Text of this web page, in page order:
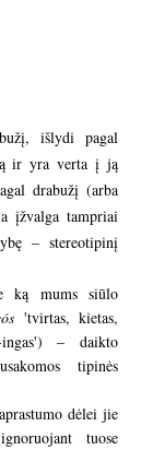
išlydi pagal
ir yra verta į ją
drabužį (arba
įžvalga tampriai
– stereotipinį
ką mums siūlo
'tvirtas, kietas,
– daikto
tipinės
dėlei jie
tuose